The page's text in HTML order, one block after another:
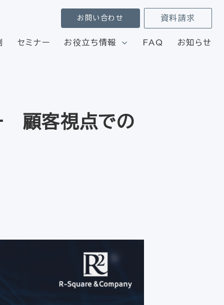
セミナー お役立ち情報 FAQ お知らせ
お問い合わせ 資料請求
顧客視点での